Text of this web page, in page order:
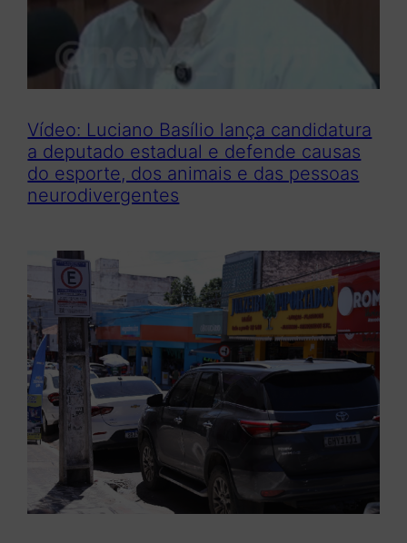
Vídeo: Luciano Basílio lança candidatura
a deputado estadual e defende causas
do esporte, dos animais e das pessoas
neurodivergentes